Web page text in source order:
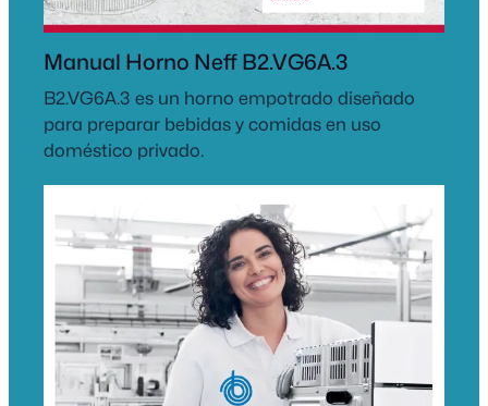
Manual Horno Neff B2.VG6A.3
B2.VG6A.3 es un horno empotrado diseñado
para preparar bebidas y comidas en uso
doméstico privado.